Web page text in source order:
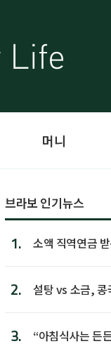
머니
브라보 인기뉴스
1.
소액 직역연금
2. 설탕 vs 소금, 콩
3.
“아침식사는 든